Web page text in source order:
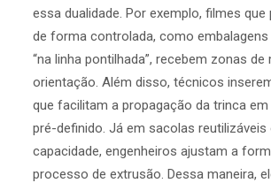
essa dualidade. Por exemplo, filmes
de forma controlada, como embalagens
“na linha pontilhada”, recebem zonas de
orientação. Além disso, técnicos
que facilitam a propagação da trinca
pré-definido. Já em sacolas reutilizáveis
capacidade, engenheiros ajustam a
processo de extrusão. Dessa maneira,